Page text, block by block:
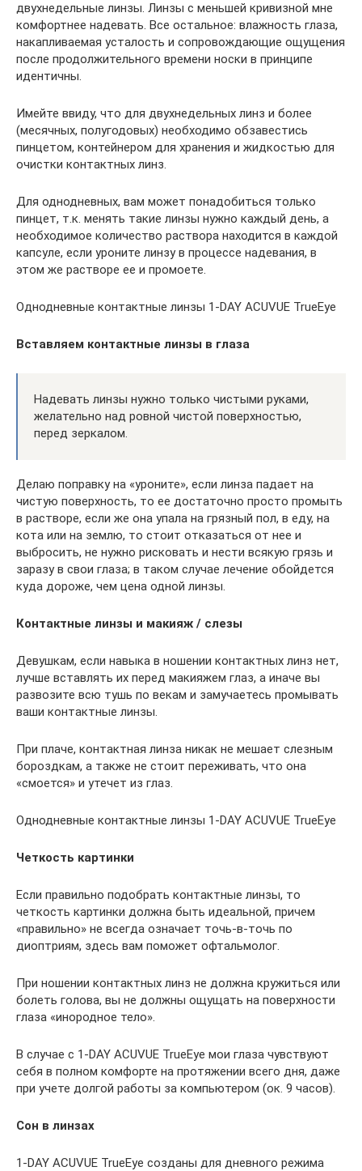
двухнедельные линзы. Линзы с меньшей кривизной мне
комфортнее надевать. Все остальное: влажность глаза,
накапливаемая усталость и сопровождающие ощущения
после продолжительного времени носки в принципе
идентичны.
Имейте ввиду, что для двухнедельных линз и более
(месячных, полугодовых) необходимо обзавестись
пинцетом, контейнером для хранения и жидкостью для
очистки контактных линз.
Для однодневных, вам может понадобиться только
пинцет, т.к. менять такие линзы нужно каждый день, а
необходимое количество раствора находится в каждой
капсуле, если уроните линзу в процессе надевания, в
этом же растворе ее и промоете.
Однодневные контактные линзы 1-DAY ACUVUE TrueEye
Вставляем контактные линзы в глаза
Надевать линзы нужно только чистыми руками,
желательно над ровной чистой поверхностью,
перед зеркалом.
Делаю поправку на «уроните», если линза падает на
чистую поверхность, то ее достаточно просто промыть
в растворе, если же она упала на грязный пол, в еду, на
кота или на землю, то стоит отказаться от нее и
выбросить, не нужно рисковать и нести всякую грязь и
заразу в свои глаза; в таком случае лечение обойдется
куда дороже, чем цена одной линзы.
Контактные линзы и макияж / слезы
Девушкам, если навыка в ношении контактных линз нет,
лучше вставлять их перед макияжем глаз, а иначе вы
развозите всю тушь по векам и замучаетесь промывать
ваши контактные линзы.
При плаче, контактная линза никак не мешает слезным
бороздкам, а также не стоит переживать, что она
«смоется» и утечет из глаз.
Однодневные контактные линзы 1-DAY ACUVUE TrueEye
Четкость картинки
Если правильно подобрать контактные линзы, то
четкость картинки должна быть идеальной, причем
«правильно» не всегда означает точь-в-точь по
диоптриям, здесь вам поможет офтальмолог.
При ношении контактных линз не должна кружиться или
болеть голова, вы не должны ощущать на поверхности
глаза «инородное тело».
В случае с 1-DAY ACUVUE TrueEye мои глаза чувствуют
себя в полном комфорте на протяжении всего дня, даже
при учете долгой работы за компьютером (ок. 9 часов).
Сон в линзах
1-DAY ACUVUE TrueEye созданы для дневного режима